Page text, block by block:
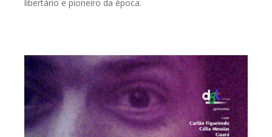
libertário e pioneiro da época.